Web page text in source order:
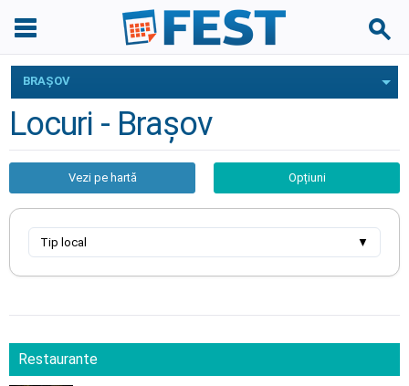
BRAŞOV
Locuri - Braşov
Vezi pe hartă Opțiuni
Tip local ▼
Restaurante